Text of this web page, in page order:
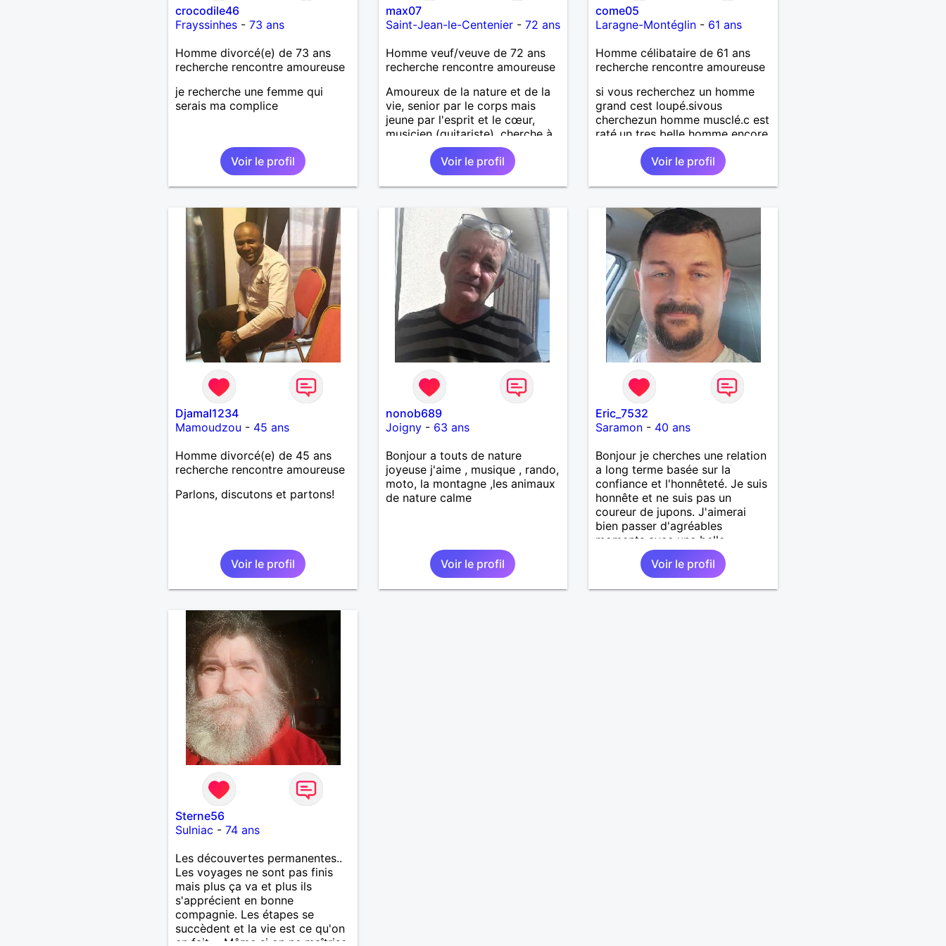
crocodile46
Frayssinhes- 73 ans
Homme divorcé(e) de 73 ans
recherche rencontre amoureuse
je recherche une femme qui
serais ma complice
Voir le profil
max07
Saint-Jean-le-Centenier- 72 ans
Homme veuf/veuve de 72 ans
recherche rencontre amoureuse
Amoureux de la nature et de la
vie, senior par le corps mais
jeune par l'esprit et le cœur,
musicien (guitariste), cherche à
faire une rencontre sérieuse
avec partenaire bien dans ses
baskets (idéalement, vous avez
entre 60 et 70 ans) pour
agréables (voyages, sorties,
concerts, etc.) et pourquoi pas
faire un bout de chemin
ensemble. Au programme:
humour, décontraction et
authenticité. si ce projet vous
intéresse, n'hésitez pas à me
contacter, je vous répondrai
avec joie.
Voir le profil
come05
Laragne-Montéglin - 61 ans
Homme célibataire de 61 ans
recherche rencontre amoureuse
si vous recherchez un homme
grand cest loupé.sivous
cherchezun homme musclé.c est
raté.un tres belle homme encore
raté.super inteligent reloupé.d
extreme droite.alors la raté.
Voir le profil
Djamal1234
Mamoudzou - 45 ans
Homme divorcé(e) de 45 ans
recherche rencontre amoureuse
Parlons, discutons et partons!
Voir le profil
nonob689
Joigny- 63 ans
Bonjour a touts de nature
joyeuse j'aime , musique , rando,
moto, la montagne ,les animaux
de nature calme
Voir le profil
Eric_7532
Saramon - 40 ans
Bonjour je cherches une relation
a long terme basée sur la
confiance et l'honnêteté. Je suis
honnête et ne suis pas un
coureur de jupons. J'aimerai
bien passer d'agréables
moments avec une belle
personne qui n'a pas envie de se
prendre la tête. Apprenons à
nous connaître et on verra où
Voir le profil
Sterne56
Sulniac - 74 ans
Les découvertes permanentes..
Les voyages ne sont pas finis
mais plus ça va et plus ils
s'apprécient en bonne
compagnie. Les étapes se
succèdent et la vie est ce qu'on
en fait.... Même si on ne maîtrise